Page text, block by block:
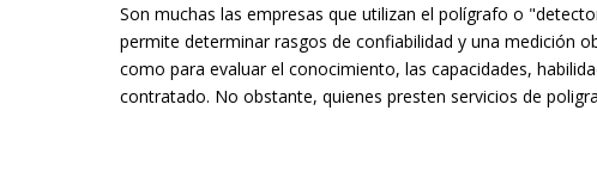
Son muchas las empresas que utilizan el polígrafo o
permite determinar rasgos de confiabilidad y una medición
como para evaluar el conocimiento, las capacidades,
contratado. No obstante, quienes presten servicios de